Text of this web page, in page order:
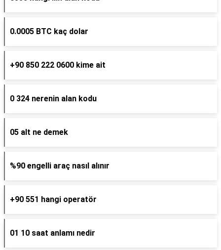
0.0005 BTC kaç dolar
+90 850 222 0600 kime ait
0 324 nerenin alan kodu
05 alt ne demek
%90 engelli araç nasıl alınır
+90 551 hangi operatör
01 10 saat anlamı nedir